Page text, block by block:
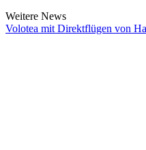
Weitere News
Volotea mit Direktflügen von